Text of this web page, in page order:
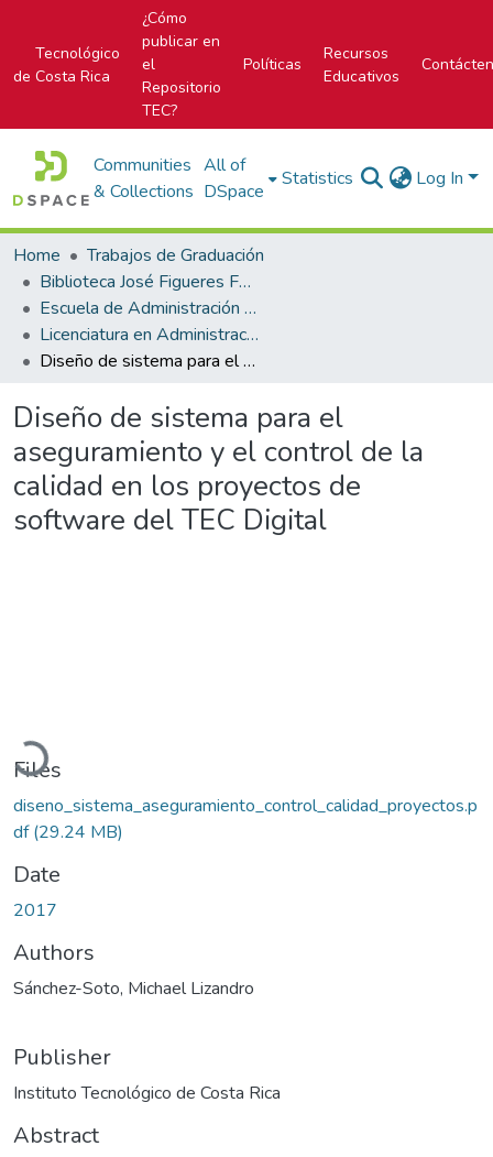
Tecnológico
de Costa Rica
¿Cómo
publicar en
el
Repositorio
TEC?
Políticas
Recursos
Educativos
Communities
& Collections
All of
DSpace
Statistics Log In
Home
Trabajos de Graduación
Biblioteca José Figueres Ferrer
Escuela de Administración de Tecnologías de Información (antes era Área Académica de Administración de Tecnologías de Información)
Licenciatura en Administración de Tecnología de Información
Diseño de sistema para el aseguramiento y el control de la calidad en los proyectos de software del TEC Digital
Diseño de sistema para el
aseguramiento y el control de la
calidad en los proyectos de
software del TEC Digital
Loading...
Files
diseno_sistema_aseguramiento_control_calidad_proyectos.p
df(29.24 MB)
Date
2017
Authors
Sánchez-Soto, Michael Lizandro
Publisher
Instituto Tecnológico de Costa Rica
Abstract